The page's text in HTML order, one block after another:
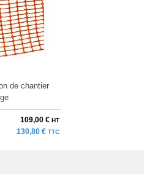
de chantier
109,00 € HT
130,80 € TTC